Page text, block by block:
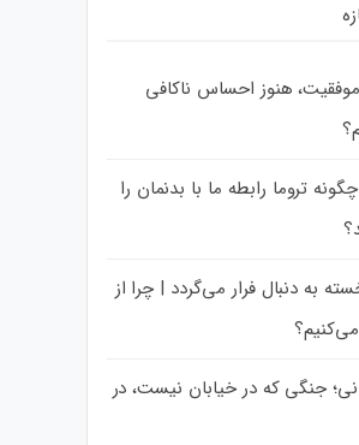
توانیم رفتار
آیا وارد رابطه شدن با
هنوز احساس ناکافی
تروما رابطه ما با بدنمان را
به دنبال فرار می‌گردد | چرا از
جنگی که در خیابان نیست، در